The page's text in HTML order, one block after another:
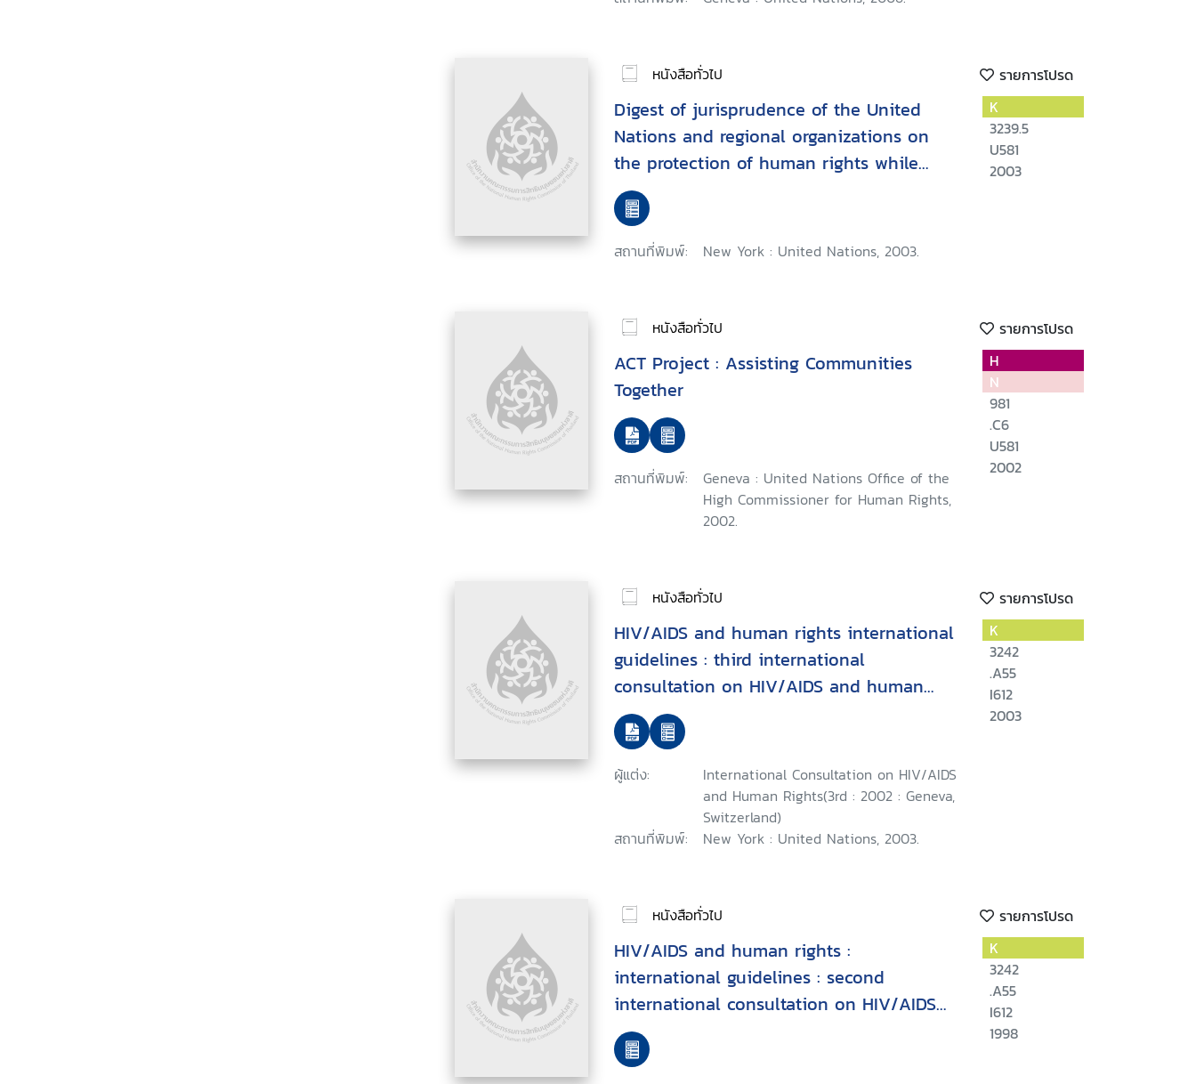
หนังสือทั่วไป รายการโปรด
Digest of jurisprudence of the United
Nations and regional organizations on
the protection of human rights while
countering terrorism
สถานที่พิมพ์: New York : United Nations, 2003.
K
3239.5
U581
2003
หนังสือทั่วไป รายการโปรด
ACT Project : Assisting Communities
Together
สถานที่พิมพ์:
Geneva : United Nations Office of the
High Commissioner for Human Rights,
2002.
H
N
981
.C6
U581
2002
หนังสือทั่วไป รายการโปรด
HIV/AIDS and human rights international
guidelines : third international
consultation on HIV/AIDS and human
rights : Geneva, 25-26 July 2002
ผู้แต่ง:
International Consultation on HIV/AIDS
and Human Rights(3rd : 2002 : Geneva,
Switzerland)
สถานที่พิมพ์:
New York : United Nations, 2003.
K
3242
.A55
I612
2003
หนังสือทั่วไป รายการโปรด
HIV/AIDS and human rights :
international guidelines : second
international consultation on HIV/AIDS
and human rights, Geneva, 23-25
September 1996
K
3242
.A55
I612
1998